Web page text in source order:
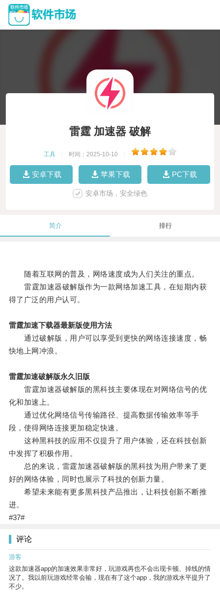
雷霆 加速器 破解
工具 时间：2025-10-10
安卓下载 苹果下载 PC下载
安卓市场，安全绿色
简介 排行
随着互联网的普及，网络速度成为人们关注的重点。
雷霆加速器破解版作为一款网络加速工具，在短期内获
得了广泛的用户认可。
雷霆加速下载器最新版使用方法
通过破解版，用户可以享受到更快的网络连接速度，畅
快地上网冲浪。
雷霆加速破解版永久旧版
雷霆加速器破解版的黑科技主要体现在对网络信号的优
化和加速上。
通过优化网络信号传输路径、提高数据传输效率等手
段，使得网络连接更加稳定快速。
这种黑科技的应用不仅提升了用户体验，还在科技创新
中发挥了积极作用。
总的来说，雷霆加速器破解版的黑科技为用户带来了更
好的网络体验，同时也展示了科技的创新力量。
希望未来能有更多黑科技产品推出，让科技创新不断推
进。
#37#
评论
游客
这款加速器app的加速效果非常好，玩游戏再也不会出现卡顿、掉线的情
况了。我以前玩游戏经常会输，现在有了这个app，我的游戏水平提升了
不少。